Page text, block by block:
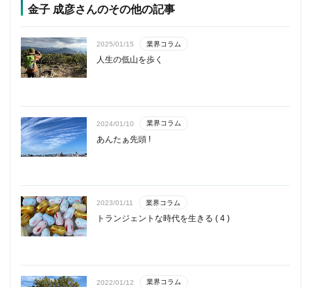
金子 成彦さんのその他の記事
2025/01/15 業界コラム
人生の低山を歩く
2024/01/10 業界コラム
あんたぁ先頭 !
2023/01/11 業界コラム
トランジェントな時代を生きる ( 4 )
2022/01/12 業界コラム